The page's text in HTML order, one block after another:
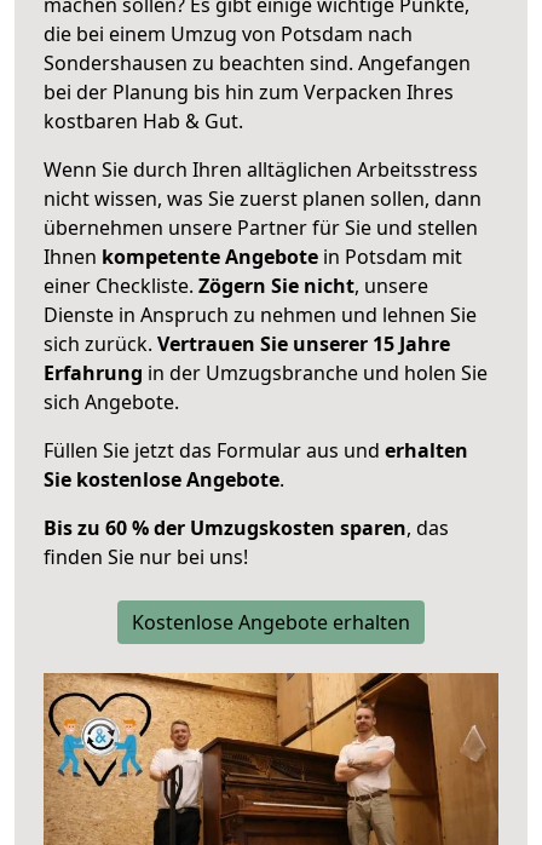
die bei einem Umzug von Potsdam nach
Sondershausen zu beachten sind. Angefangen
bei der Planung bis hin zum Verpacken Ihres
kostbaren Hab & Gut.
Wenn Sie durch Ihren alltäglichen Arbeitsstress
nicht wissen, was Sie zuerst planen sollen, dann
übernehmen unsere Partner für Sie und stellen
Ihnen kompetente Angebote in Potsdam mit
einer Checkliste. Zögern Sie nicht, unsere
Dienste in Anspruch zu nehmen und lehnen Sie
sich zurück. Vertrauen Sie unserer 15 Jahre
Erfahrung in der Umzugsbranche und holen Sie
sich Angebote.
Füllen Sie jetzt das Formular aus und erhalten
Sie kostenlose Angebote.
Bis zu 60 % der Umzugskosten sparen, das
finden Sie nur bei uns!
Kostenlose Angebote erhalten